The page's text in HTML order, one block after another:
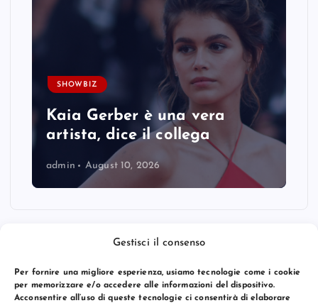
Gestisci il consenso
Per fornire una migliore esperienza, usiamo tecnologie come i cookie
per memorizzare e/o accedere alle informazioni del dispositivo.
Acconsentire all’uso di queste tecnologie ci consentirà di elaborare
SHOWBIZ
Kaia Gerber è una vera
artista, dice il collega
admin August 10, 2026